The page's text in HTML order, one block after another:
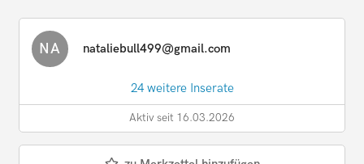
NA nataliebull499@gmail.com
24 weitere Inserate
Aktiv seit 16.03.2026